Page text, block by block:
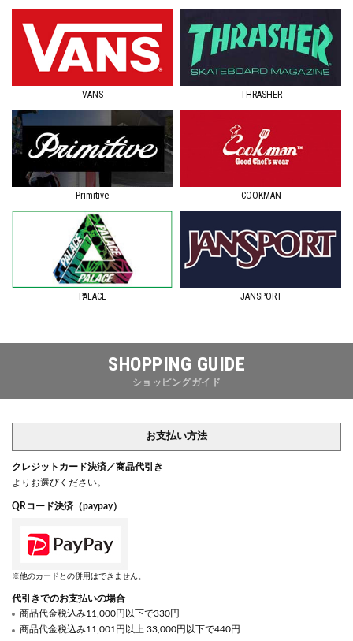
VANS THRASHER
Primitive COOKMAN
PALACE JANSPORT
SHOPPING GUIDE
ショッピングガイド
お支払い方法
クレジットカード決済／商品代引き
よりお選びください。
QRコード決済（paypay）
※他のカードとの併用はできません。
代引きでのお支払いの場合
商品代金税込み11,000円以下で330円
商品代金税込み11,001円以上 33,000円以下で440円